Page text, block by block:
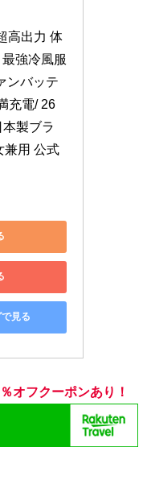
高出力 体
強冷風服
ンバッテ
充電/ 26
製ブラ
兼用 公式
見る
オフクーポンあり！